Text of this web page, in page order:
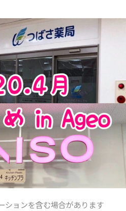
ションを含む場合があります